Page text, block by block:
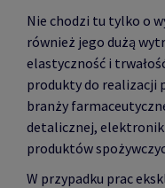
Nie chodzi tu tylko o
również jego dużą
elastyczność i
produkty do realizacji
branży
detalicznej,
produktów
W przypadku prac